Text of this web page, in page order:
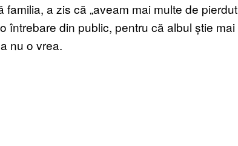
a zis că „aveam mai multe de pierdut
întrebare din public, pentru că albul știe mai
nu o vrea.